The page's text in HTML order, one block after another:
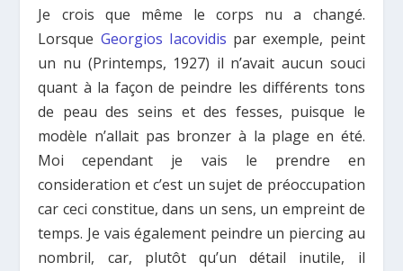
Je crois que même le corps nu a changé.
Lorsque Georgios Iacovidis par exemple, peint
un nu (Printemps, 1927) il n’avait aucun souci
quant à la façon de peindre les différents tons
de peau des seins et des fesses, puisque le
modèle n’allait pas bronzer à la plage en été.
Moi cependant je vais le prendre en
consideration et c’est un sujet de préoccupation
car ceci constitue, dans un sens, un empreint de
temps. Je vais également peindre un piercing au
nombril, car, plutôt qu’un détail inutile, il